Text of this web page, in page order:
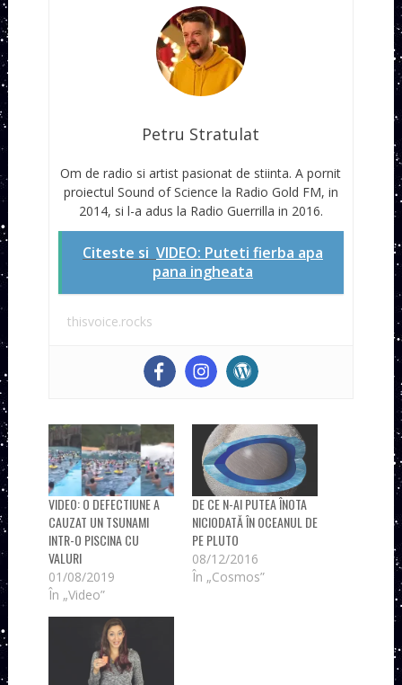
Petru Stratulat
Om de radio si artist pasionat de stiinta. A pornit
proiectul Sound of Science la Radio Gold FM, in
2014, si l-a adus la Radio Guerrilla in 2016.
Citeste si VIDEO: Puteti fierba apa
pana ingheata
thisvoice.rocks
VIDEO: O DEFECTIUNE A
CAUZAT UN TSUNAMI
INTR-O PISCINA CU
VALURI
01/08/2019
În „Video”
DE CE N-AI PUTEA ÎNOTA
NICIODATĂ ÎN OCEANUL DE
PE PLUTO
08/12/2016
În „Cosmos”